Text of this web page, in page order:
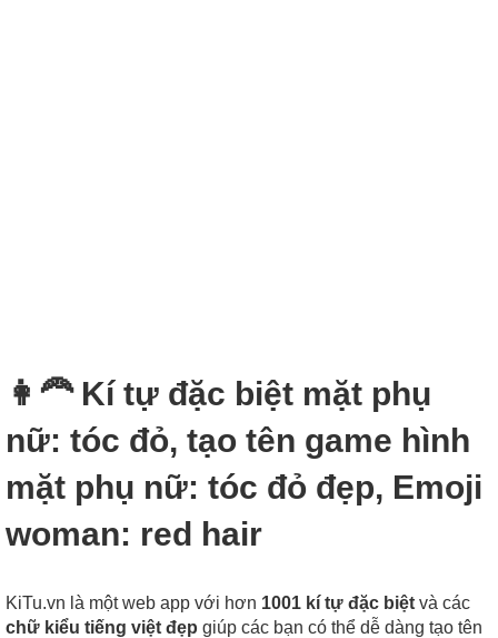
👩‍🦰 Kí tự đặc biệt mặt phụ
nữ: tóc đỏ, tạo tên game hình
mặt phụ nữ: tóc đỏ đẹp, Emoji
woman: red hair
KiTu.vn là một web app với hơn 1001 kí tự đặc biệt và các
chữ kiểu tiếng việt đẹp giúp các bạn có thể dễ dàng tạo tên